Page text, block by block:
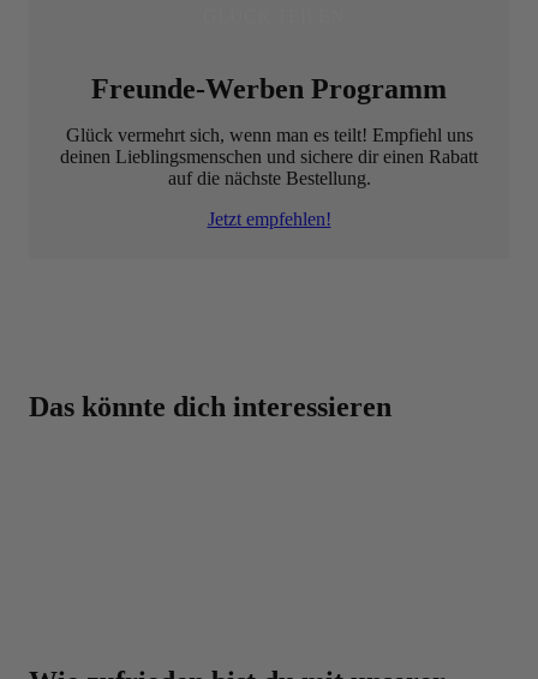
Freunde-Werben Programm
Glück vermehrt sich, wenn man es teilt! Empfiehl uns
deinen Lieblingsmenschen und sichere dir einen Rabatt
auf die nächste Bestellung.
Jetzt empfehlen!
Das könnte dich interessieren
Beste Qualität zum besten Preis – dafür steht BODYLAB